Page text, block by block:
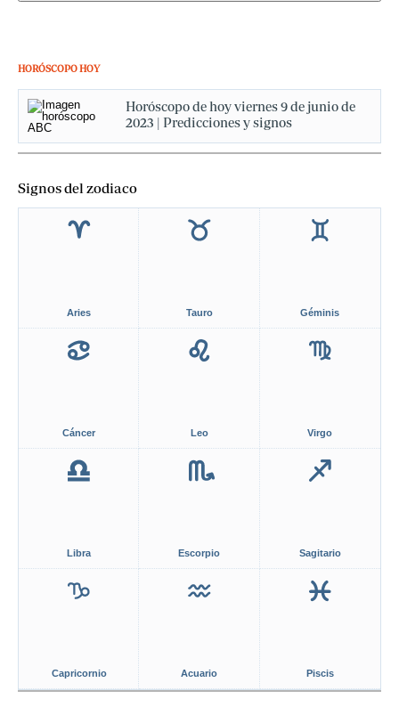
HORÓSCOPO HOY
Horóscopo de hoy viernes 9 de junio de
2023 | Predicciones y signos
Signos del zodiaco
Aries Tauro Géminis
Cáncer Leo Virgo
Libra Escorpio Sagitario
Capricornio Acuario Piscis